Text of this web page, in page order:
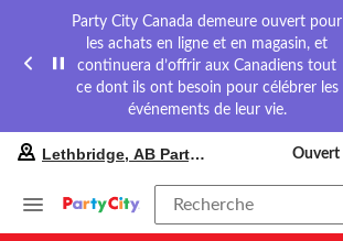
Party City Canada demeure ouvert pour
les achats en ligne et en magasin, et
continuera d’offrir aux Canadiens tout
ce dont ils ont besoin pour célébrer les
événements de leur vie.
préféré
Lethbridge,
Lethbridge, AB Party City Ouvert
Recherche